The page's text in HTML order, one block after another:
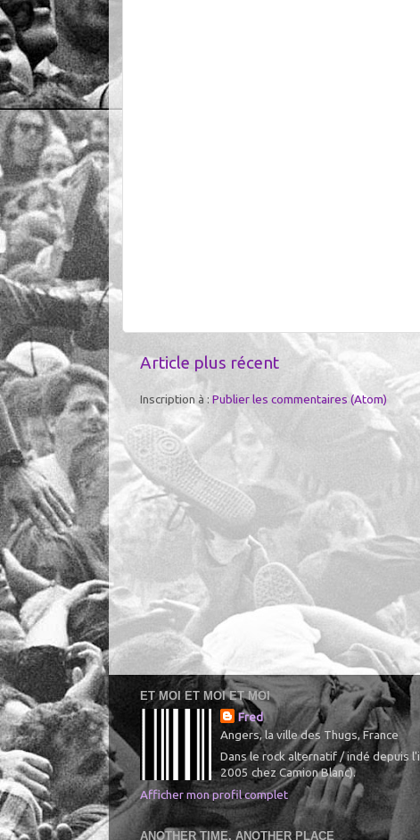
Article plus récent
Inscription à : Publier les commentaires (Atom)
ET MOI ET MOI ET MOI
Fred
Angers, la ville des Thugs, France
Dans le rock alternatif / indé depuis
2005 chez Camion Blanc).
Afficher mon profil complet
ANOTHER TIME, ANOTHER PLACE